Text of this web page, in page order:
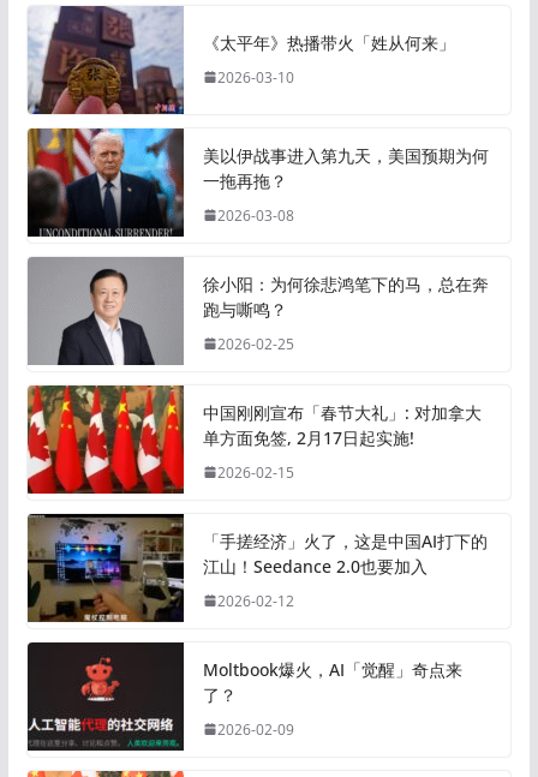
《太平年》热播带火「姓从何来」
2026-03-10
美以伊战事进入第九天，美国预期为何
一拖再拖？
2026-03-08
徐小阳：为何徐悲鸿笔下的马，总在奔
跑与嘶鸣？
2026-02-25
中国刚刚宣布「春节大礼」: 对加拿大
单方面免签, 2月17日起实施!
2026-02-15
「手搓经济」火了，这是中国AI打下的
江山！Seedance 2.0也要加入
2026-02-12
Moltbook爆火，AI「觉醒」奇点来
了？
2026-02-09